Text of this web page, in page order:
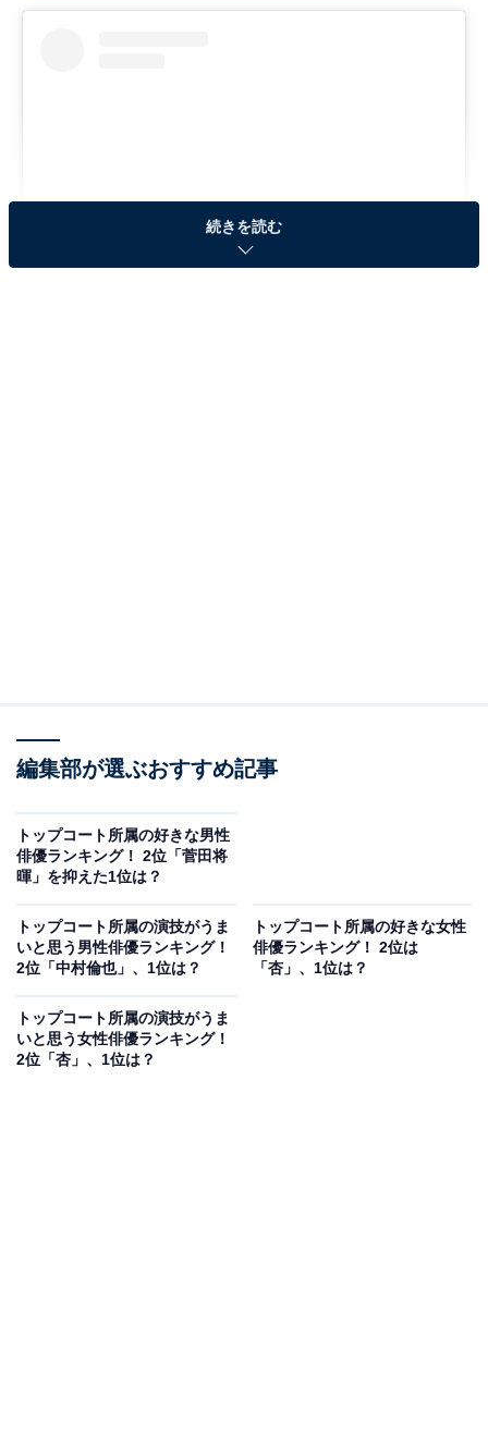
なすなど数々の作品に出演。作品によって雰囲気をガラ
現在は『ザ・バックヤード 知の迷宮の裏側探訪』
の料理本『THE やんごとなき雑炊』（KADOKAWA）が
発売。多岐にわたり活躍し続けています。
アンケート回答では、「ナレーションやドラマ・映画な
どでよく見るので（50代女性／福島県）」「気が付くと
続きを読む
編集部が選ぶおすすめ記事
トップコート所属の好きな男性
俳優ランキング！ 2位「菅田将
暉」を抑えた1位は？
トップコート所属の演技がうま
いと思う男性俳優ランキング！
2位「中村倫也」、1位は？
トップコート所属の好きな女性
俳優ランキング！ 2位は
「杏」、1位は？
トップコート所属の演技がうま
いと思う女性俳優ランキング！
2位「杏」、1位は？